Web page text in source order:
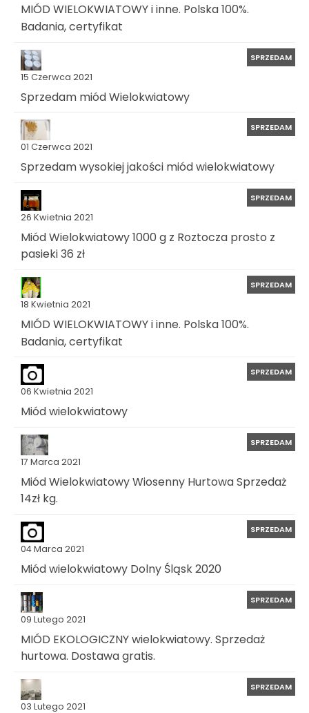
MIÓD WIELOKWIATOWY i inne. Polska 100%.
Badania, certyfikat
15 Czerwca 2021
SPRZEDAM
Sprzedam miód Wielokwiatowy
01 Czerwca 2021
SPRZEDAM
Sprzedam wysokiej jakości miód wielokwiatowy
26 Kwietnia 2021
SPRZEDAM
Miód Wielokwiatowy 1000 g z Roztocza prosto z
pasieki 36 zł
18 Kwietnia 2021
SPRZEDAM
MIÓD WIELOKWIATOWY i inne. Polska 100%.
Badania, certyfikat
06 Kwietnia 2021
SPRZEDAM
Miód wielokwiatowy
17 Marca 2021
SPRZEDAM
Miód Wielokwiatowy Wiosenny Hurtowa Sprzedaż
14zł kg.
04 Marca 2021
SPRZEDAM
Miód wielokwiatowy Dolny Śląsk 2020
09 Lutego 2021
SPRZEDAM
MIÓD EKOLOGICZNY wielokwiatowy. Sprzedaż
hurtowa. Dostawa gratis.
03 Lutego 2021
SPRZEDAM